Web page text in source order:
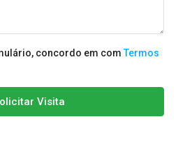
concordo em comTermos
Visita